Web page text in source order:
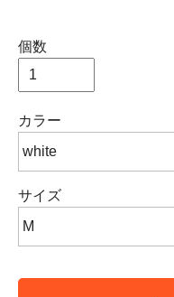
個数
カラー
サイズ